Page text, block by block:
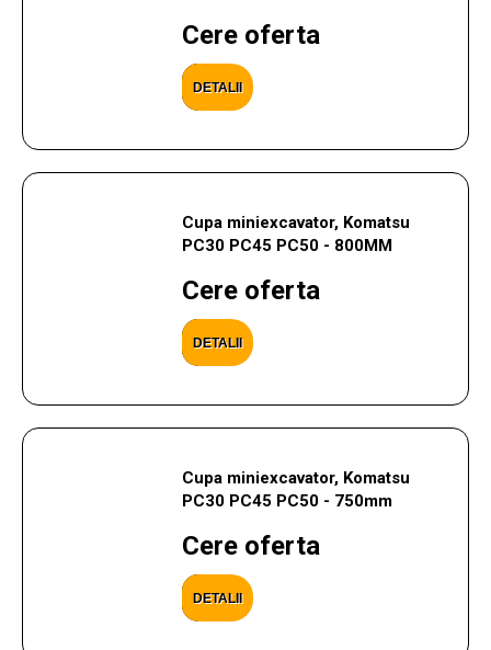
Cere oferta
DETALII
Cupa miniexcavator, Komatsu
PC30 PC45 PC50 - 800MM
Cere oferta
DETALII
Cupa miniexcavator, Komatsu
PC30 PC45 PC50 - 750mm
Cere oferta
DETALII